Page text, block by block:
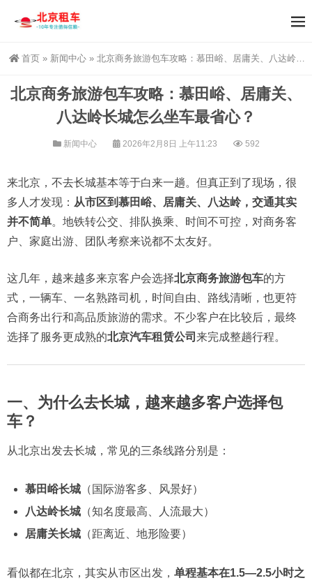
首页 » 新闻中心 » 北京商务旅游包车攻略：慕田峪、居庸关、八达岭长城怎么坐车最省心？
北京商务旅游包车攻略：慕田峪、居庸关、
八达岭长城怎么坐车最省心？
新闻中心 2026年2月8日 上午11:23 592
来北京，不去长城基本等于白来一趟。但真正到了现场，很
多人才发现： 从市区到慕田峪、居庸关、八达岭，交通其实
并不简单。地铁转公交、排队换乘、时间不可控，对商务客
户、家庭出游、团队考察来说都不太友好。
这几年，越来越多来京客户会选择北京商务旅游包车的方
式，一辆车、一名熟路司机，时间自由、路线清晰，也更符
合商务出行和高品质旅游的需求。不少客户在比较后，最终
选择了服务更成熟的北京汽车租赁公司 来完成整趟行程。
一、为什么去长城，越来越多客户选择包
车？
从北京出发去长城，常见的三条线路分别是：
慕田峪长城（国际游客多、风景好）
八达岭长城（知名度最高、人流最大）
居庸关长城（距离近、地形险要）
看似都在北京，其实从市区出发， 单程基本在1.5—2.5小时之